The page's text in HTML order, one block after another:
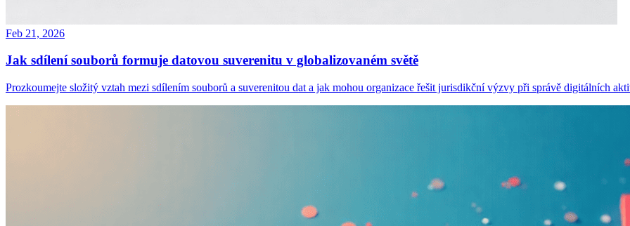
Feb 21, 2026
Jak sdílení souborů formuje datovou suverenitu v globalizovaném světě
Prozkoumejte složitý vztah mezi sdílením souborů a suverenitou dat a jak mohou organizace řešit jurisdikční výzvy při správě digitálních